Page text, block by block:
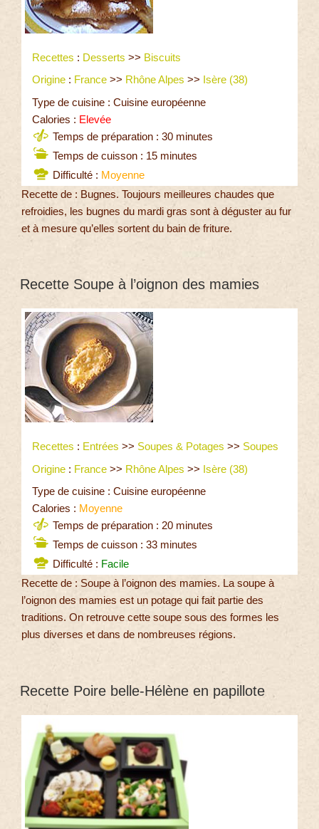
Recettes : Desserts >> Biscuits
Origine : France >> Rhône Alpes >> Isère (38)
Type de cuisine : Cuisine européenne
Calories : Elevée
Temps de préparation : 30 minutes
Temps de cuisson : 15 minutes
Difficulté : Moyenne
Recette de : Bugnes. Toujours meilleures chaudes que
refroidies, les bugnes du mardi gras sont à déguster au fur
et à mesure qu’elles sortent du bain de friture.
Recette Soupe à l’oignon des mamies
Recettes : Entrées >> Soupes & Potages >> Soupes
Origine : France >> Rhône Alpes >> Isère (38)
Type de cuisine : Cuisine européenne
Calories : Moyenne
Temps de préparation : 20 minutes
Temps de cuisson : 33 minutes
Difficulté : Facile
Recette de : Soupe à l’oignon des mamies. La soupe à
l’oignon des mamies est un potage qui fait partie des
traditions. On retrouve cette soupe sous des formes les
plus diverses et dans de nombreuses régions.
Recette Poire belle-Hélène en papillote